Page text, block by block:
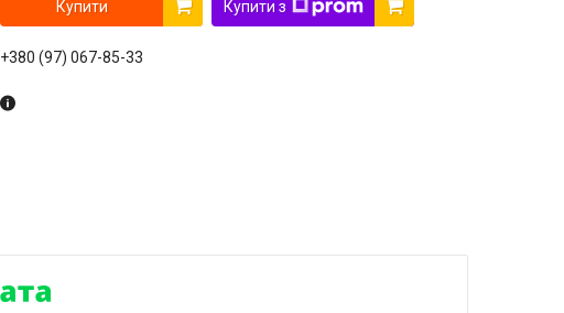
Купити Купити з
+380 (97) 067-85-33